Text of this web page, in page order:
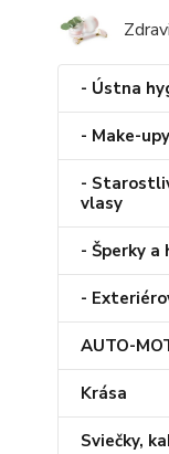
- Ústna
- Make-upy
-
vlasy
- Šperky a
-
AUTO-
Krása
Sviečky,